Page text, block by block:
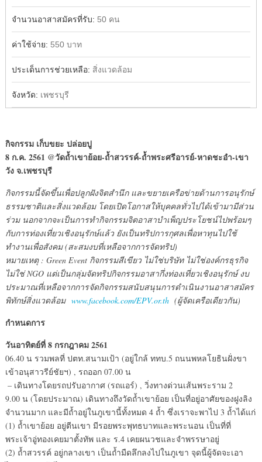
จำนวนอาสาสมัครที่รับ: 50 คน
ค่าใช้จ่าย: 550 บาท
ประเด็นการช่วยเหลือ: สิ่งแวดล้อม
จังหวัด: เพชรบุรี
กิจกรรม เก็บขยะ ปล่อยปู
8 ก.ค. 2561 @วัดถ้ำเขาย้อย-ถ้ำสวรรค์-ถ้ำพระศรีอารย์-หาดชะอำ-เขา
วัง จ.เพชรบุรี
กิจกรรมนี้จัดขึ้นเพื่อปลูกฝังจิตสำนึก และขยายเครือข่ายด้านการอนุรักษ์
ธรรมชาติและสิ่งแวดล้อม โดยเปิดโอกาสให้บุคคลทั่วไปได้เข้ามามีส่วน
ร่วม นอกจากจะเป็นการทำกิจกรรมจิตอาสาบำเพ็ญประโยชน์ไปพร้อมๆ
กับการท่องเที่ยวเชิงอนุรักษ์แล้ว ยังเป็นทริปการกุศลเพื่อหาทุนไปใช้
ทำงานเพื่อสังคม (สะสมงบที่เหลือจากการจัดทริป)
หมายเหตุ : Green Event กิจกรรมสีเขียว ไม่ใช่บริษัท ไม่ใช่องค์กรธุรกิจ
ไม่ใช่ NGO แต่เป็นกลุ่มจัดทริปกิจกรรมอาสากึ่งท่องเที่ยวเชิงอนุรักษ์ งบ
ประมาณที่เหลือจากการจัดกิจกรรมสนับสนุนการดำเนินงานอาสาสมัคร
พิทักษ์สิ่งแวดล้อม www.facebook.com/EPV.or.th(ผู้จัดเครือเดียวกัน)
กำหนดการ
วันอาทิตย์ที่ 8 กรกฎาคม 2561
06.40 น รวมพลที่ ปตท.สนามเป้า (อยู่ใกล้ ททบ.5 ถนนพหลโยธินฝั่งขา
เข้าอนุสาวรีย์ชัยฯ) , รถออก 07.00 น
– เดินทางโดยรถปรับอากาศ (รถแอร์) , วิ่งทางด่วนเส้นพระราม 2
9.00 น (โดยประมาณ) เดินทางถึงวัดถ้ำเขาย้อย เป็นที่อยู่อาศัยของฝูงลิง
จำนวนมาก และมีถ้ำอยู่ในภูเขานี้ทั้งหมด 4 ถ้ำ ซึ่งเราจะพาไป 3 ถ้ำได้แก่
(1) ถ้ำเขาย้อย อยู่ตีนเขา มีรอยพระพุทธบาทและพระนอน เป็นที่ที่
พระเจ้าอู่ทองเคยมาตั้งทัพ และ ร.4 เคยผนวชและจำพรรษาอยู่
(2) ถ้ำสวรรค์ อยู่กลางเขา เป็นถ้ำมืดลึกลงไปในภูเขา จุดนี้ผู้จัดจะเอา